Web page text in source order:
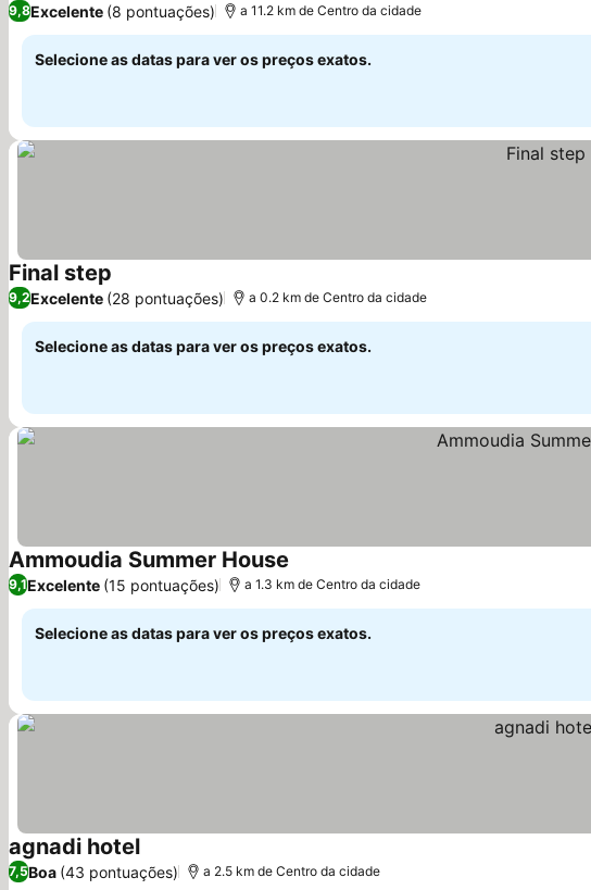
9,8Excelente (8 pontuações) a 11.2 km de Centro da cidade
Selecione as datas para ver os preços exatos.
Final step
9,2Excelente (28 pontuações) a 0.2 km de Centro da cidade
Selecione as datas para ver os preços exatos.
Ammoudia Summer House
9,1Excelente (15 pontuações) a 1.3 km de Centro da cidade
Selecione as datas para ver os preços exatos.
agnadi hotel
7,5Boa (43 pontuações) a 2.5 km de Centro da cidade